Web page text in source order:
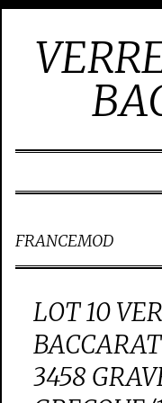
FRANCEMOD
LOT 10
3458